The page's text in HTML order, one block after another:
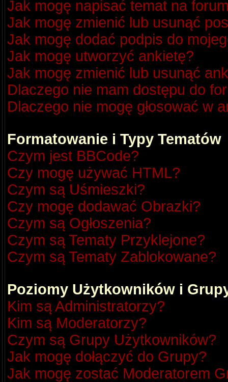
Jak mogę napisać temat na
Jak mogę zmienić lub usunąć
Jak mogę dodać podpis do
Jak mogę utworzyć ankietę?
Jak mogę zmienić lub usunąć
Dlaczego nie mam dostępu do
Dlaczego nie mogę głosować w
Formatowanie i Typy Tematów
Czym jest BBCode?
Czy mogę używać HTML?
Czym są Uśmieszki?
Czy mogę dodawać Obrazki?
Czym są Ogłoszenia?
Czym są Tematy Przyklejone?
Czym są Tematy Zablokowane?
Poziomy Użytkowników i
Kim są Administratorzy?
Kim są Moderatorzy?
Czym są Grupy Użytkowników?
Jak mogę dołączyć do Grupy?
Jak mogę zostać Moderatorem